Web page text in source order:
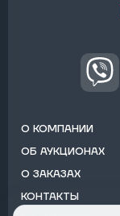
О КОМПАНИИ
ОБ АУКЦИОНАХ
О ЗАКАЗАХ
КОНТАКТЫ